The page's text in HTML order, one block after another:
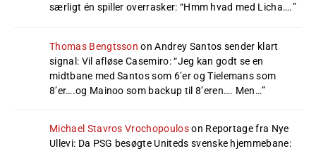
særligt én spiller overrasker: “Hmm hvad med Licha….”
Thomas Bengtsson onAndrey Santos sender klart
signal: Vil afløse Casemiro: “Jeg kan godt se en
midtbane med Santos som 6’er og Tielemans som
8’er….og Mainoo som backup til 8’eren…. Men…”
Michael Stavros Vrochopouloson Reportage fra Nye
Ullevi: Da PSG besøgte Uniteds svenske hjemmebane: